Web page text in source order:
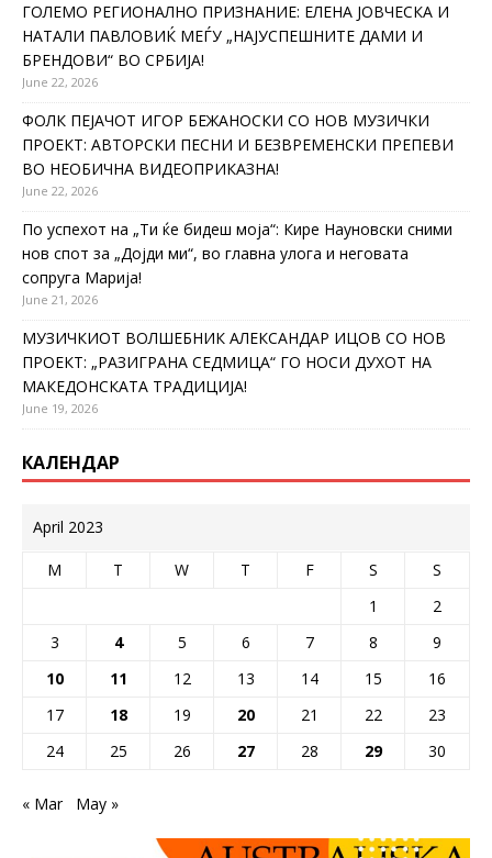
ГОЛЕМО РЕГИОНАЛНО ПРИЗНАНИЕ: ЕЛЕНА ЈОВЧЕСКА И
НАТАЛИ ПАВЛОВИЌ МЕЃУ „НАЈУСПЕШНИТЕ ДАМИ И
БРЕНДОВИ“ ВО СРБИЈА!
June 22, 2026
ФОЛК ПЕЈАЧОТ ИГОР БЕЖАНОСКИ СО НОВ МУЗИЧКИ
ПРОЕКТ: АВТОРСКИ ПЕСНИ И БЕЗВРЕМЕНСКИ ПРЕПЕВИ
ВО НЕОБИЧНА ВИДЕОПРИКАЗНА!
June 22, 2026
По успехот на „Ти ќе бидеш моја“: Кире Науновски сними
нов спот за „Дојди ми“, во главна улога и неговата
сопруга Марија!
June 21, 2026
МУЗИЧКИОТ ВОЛШЕБНИК АЛЕКСАНДАР ИЦОВ СО НОВ
ПРОЕКТ: „РАЗИГРАНА СЕДМИЦА“ ГО НОСИ ДУХОТ НА
МАКЕДОНСКАТА ТРАДИЦИЈА!
June 19, 2026
КАЛЕНДАР
April 2023
M T W T F S
S
1
2
3
4 5 6 7 8
9
10
11 12 13 14 15
16
17
18 19 20 21 22
23
24
25 26 27 28 29 30
« Mar May »